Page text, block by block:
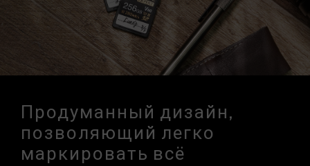
Продуманный дизайн,
позволяющий легко
маркировать всё